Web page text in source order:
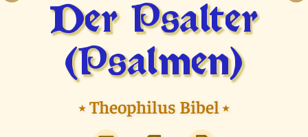
Der Psalter
(Psalmen)
⭑Theophilus Bibel⭑